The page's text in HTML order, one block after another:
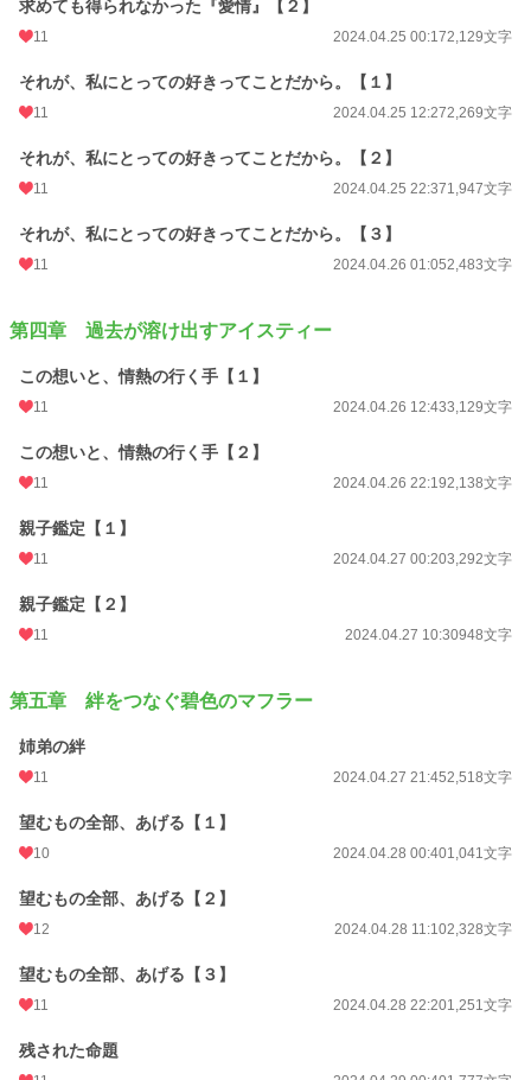
求めても得られなかった『愛情』【２】
11 2024.04.25 00:172,129文字
それが、私にとっての好きってことだから。【１】
11 2024.04.25 12:272,269文字
それが、私にとっての好きってことだから。【２】
11 2024.04.25 22:371,947文字
それが、私にとっての好きってことだから。【３】
11 2024.04.26 01:052,483文字
第四章 過去が溶け出すアイスティー
この想いと、情熱の行く手【１】
11 2024.04.26 12:433,129文字
この想いと、情熱の行く手【２】
11 2024.04.26 22:192,138文字
親子鑑定【１】
11 2024.04.27 00:203,292文字
親子鑑定【２】
11 2024.04.27 10:30948文字
第五章 絆をつなぐ碧色のマフラー
姉弟の絆
11 2024.04.27 21:452,518文字
望むもの全部、あげる【１】
10 2024.04.28 00:401,041文字
望むもの全部、あげる【２】
12 2024.04.28 11:102,328文字
望むもの全部、あげる【３】
11 2024.04.28 22:201,251文字
残された命題